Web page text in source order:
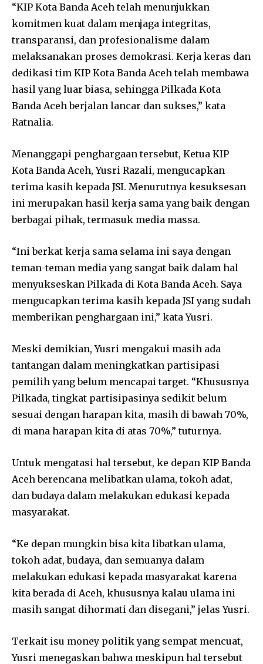
“KIP Kota Banda Aceh telah menunjukkan
komitmen kuat dalam menjaga integritas,
transparansi, dan profesionalisme dalam
melaksanakan proses demokrasi. Kerja keras dan
dedikasi tim KIP Kota Banda Aceh telah membawa
hasil yang luar biasa, sehingga Pilkada Kota
Banda Aceh berjalan lancar dan sukses,” kata
Ratnalia.
Menanggapi penghargaan tersebut, Ketua KIP
Kota Banda Aceh, Yusri Razali, mengucapkan
terima kasih kepada JSI. Menurutnya kesuksesan
ini merupakan hasil kerja sama yang baik dengan
berbagai pihak, termasuk media massa.
“Ini berkat kerja sama selama ini saya dengan
teman-teman media yang sangat baik dalam hal
menyukseskan Pilkada di Kota Banda Aceh. Saya
mengucapkan terima kasih kepada JSI yang sudah
memberikan penghargaan ini,” kata Yusri.
Meski demikian, Yusri mengakui masih ada
tantangan dalam meningkatkan partisipasi
pemilih yang belum mencapai target. “Khususnya
Pilkada, tingkat partisipasinya sedikit belum
sesuai dengan harapan kita, masih di bawah 70%,
di mana harapan kita di atas 70%,” tuturnya.
Untuk mengatasi hal tersebut, ke depan KIP Banda
Aceh berencana melibatkan ulama, tokoh adat,
dan budaya dalam melakukan edukasi kepada
masyarakat.
“Ke depan mungkin bisa kita libatkan ulama,
tokoh adat, budaya, dan semuanya dalam
melakukan edukasi kepada masyarakat karena
kita berada di Aceh, khususnya kalau ulama ini
masih sangat dihormati dan disegani,” jelas Yusri.
Terkait isu money politik yang sempat mencuat,
Yusri menegaskan bahwa meskipun hal tersebut